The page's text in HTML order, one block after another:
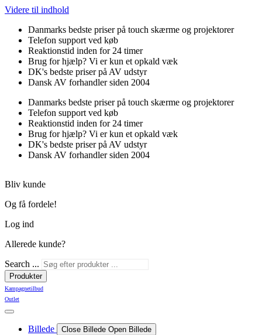
Videre til indhold
Danmarks bedste priser på touch skærme og projektorer
Telefon support ved køb
Reaktionstid inden for 24 timer
Brug for hjælp? Vi er kun et opkald væk
DK's bedste priser på AV udstyr
Dansk AV forhandler siden 2004
Danmarks bedste priser på touch skærme og projektorer
Telefon support ved køb
Reaktionstid inden for 24 timer
Brug for hjælp? Vi er kun et opkald væk
DK's bedste priser på AV udstyr
Dansk AV forhandler siden 2004
Bliv kunde
Og få fordele!
Log ind
Allerede kunde?
Search ...
Produkter
Kampagnetilbud
Outlet
Billede Close Billede Open Billede